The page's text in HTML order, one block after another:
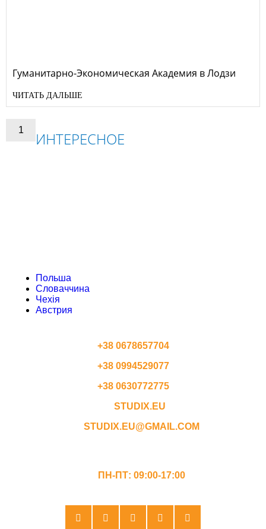
Гуманитарно-Экономическая Академия в Лодзи
ЧИТАТЬ ДАЛЬШЕ
1 ИНТЕРЕСНОЕ
Польша
Словаччина
Чехія
Австрия
+38 0678657704
+38 0994529077
+38 0630772775
STUDIX.EU
STUDIX.EU@GMAIL.COM
ПН-ПТ: 09:00-17:00